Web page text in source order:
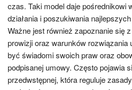
czas. Taki model daje pośrednikowi
działania i poszukiwania
Ważne jest również zapoznanie się
prowizji oraz warunków rozwiązania
być świadomi swoich praw oraz
podpisanej umowy. Często pojawia
przedwstępnej, która reguluje